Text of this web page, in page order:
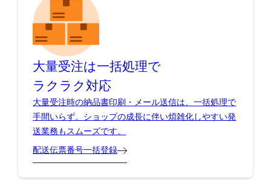
大量受注は一括処理で
ラクラク対応
大量受注時の納品書印刷・メール送信は、一括処理で
手間いらず。ショップの成長に伴い煩雑化しやすい発
送業務もスムーズです。
配送伝票番号一括登録